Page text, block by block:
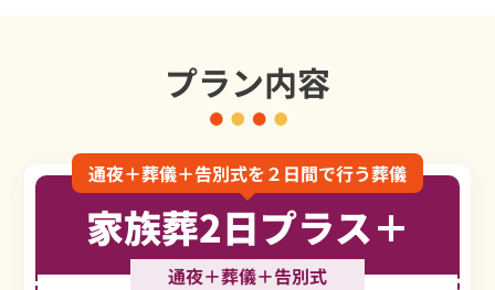
プラン内容
通夜＋葬儀＋告別式を２日間で行う葬儀
家族葬2日プラス＋
通夜＋葬儀＋告別式